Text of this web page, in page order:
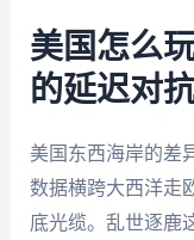
美国怎么
的延迟对
美国东西海岸的差
数据横跨大西洋走
底光缆。乱世逐鹿